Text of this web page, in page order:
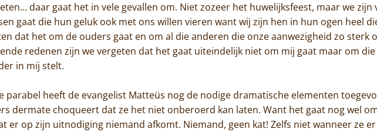
Home
daar gaat het in vele gevallen om. Niet zozeer het huwelijksfeest, maar we zijn
gaat die hun geluk ook met ons willen vieren want wij zijn hen in hun ogen heel
dat het om de ouders gaat en om al die anderen die onze aanwezigheid zo sterk
redenen zijn we vergeten dat het gaat uiteindelijk niet om mij gaat maar om
in mij stelt.
parabel heeft de evangelist Matteüs nog de nodige dramatische elementen
dermate choqueert dat ze het niet onberoerd kan laten. Want het gaat nog wel
er op zijn uitnodiging niemand afkomt. Niemand, geen kat! Zelfs niet wanneer ze